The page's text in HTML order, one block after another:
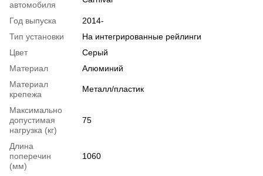
автомобиля
Год выпуска
2014-
Тип установки
На интегрированные рейлинги
Цвет
Серый
Материал
Алюминий
Материал
крепежа
Металл/пластик
Максимально
допустимая
нагрузка (кг)
75
Длина
поперечин
(мм)
1060